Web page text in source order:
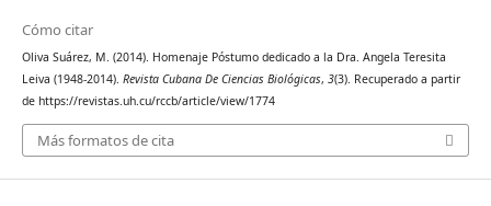
Cómo citar
Oliva Suárez, M. (2014). Homenaje Póstumo dedicado a la Dra. Angela Teresita
Leiva (1948-2014). Revista Cubana De Ciencias Biológicas, 3(3). Recuperado a partir
de https://revistas.uh.cu/rccb/article/view/1774
Más formatos de cita